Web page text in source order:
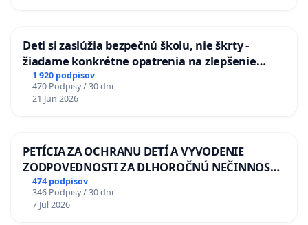
Deti si zaslúžia bezpečnú školu, nie škrty -
žiadame konkrétne opatrenia na zlepšenie
situácie v školstve
1 920 podpisov
470 Podpisy / 30 dni
21 Jun 2026
PETÍCIA ZA OCHRANU DETÍ A VYVODENIE
ZODPOVEDNOSTI ZA DLHOROČNÚ NEČINNOSŤ
A ZLYHANIE ŠTÁTU
474 podpisov
346 Podpisy / 30 dni
7 Jul 2026